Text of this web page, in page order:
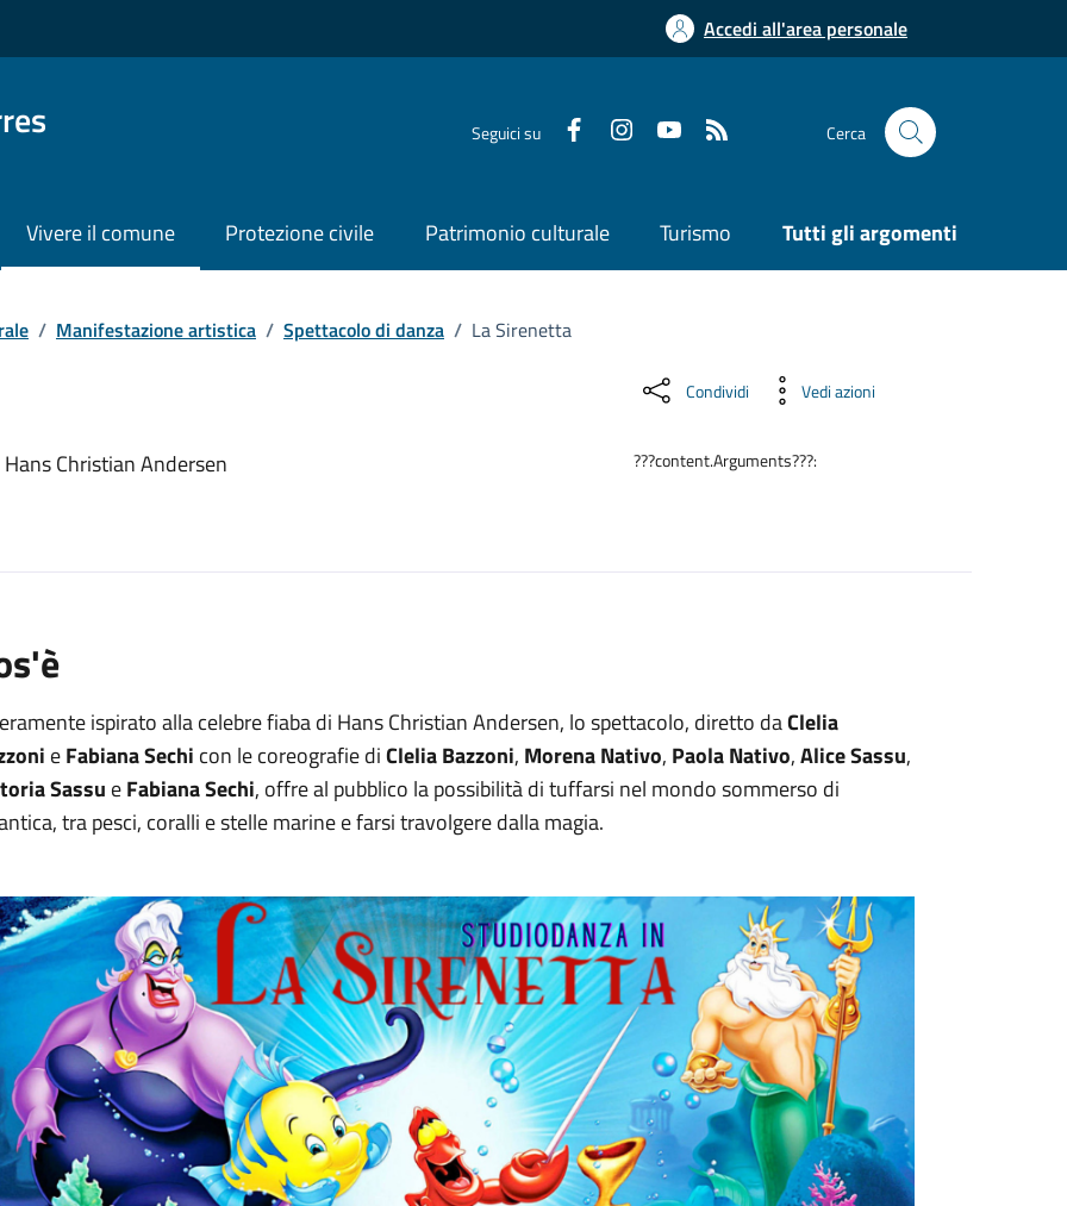
Accedi all'area personale
Seguici su Cerca
Vivere il comune Protezione civile Patrimonio culturale Turismo Tutti gli argomenti
/ Manifestazione artistica / Spettacolo di danza / La Sirenetta
Christian Andersen
Condividi Vedi azioni
???content.Arguments???:
ispirato alla celebre fiaba di Hans Christian Andersen, lo spettacolo, diretto daClelia
eFabiana Sechi con le coreografie diClelia Bazzoni, Morena Nativo, Paola Nativo,Alice Sassu,
Sassu eFabiana Sechi, offre al pubblico la possibilità di tuffarsi nel mondo sommerso di
tra pesci, coralli e stelle marine e farsi travolgere dalla magia.